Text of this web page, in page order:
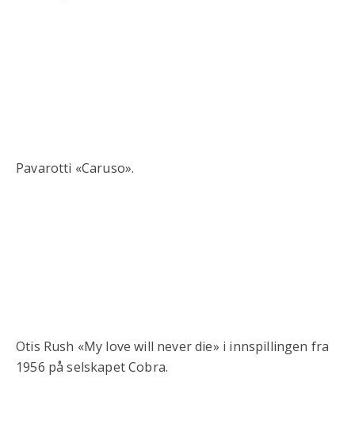
Pavarotti «Caruso».
Otis Rush «My love will never die» i innspillingen fra
1956 på selskapet Cobra.